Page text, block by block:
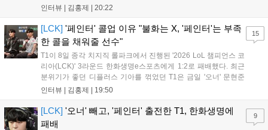
다. 먼저 승리 소감에 대해 윤성영 감독은 "오랜만에 승리해 기분이 좋고,
인터뷰 | 김홍제 20:22
[LCK] '페인터' 콜업 이유 "불화는 X, '페인터'는 부족
한 콜을 채워줄 선수"
T1이 8일 종각 치지직 롤파크에서 진행된 '2026 LoL 챔피언스 코
리아(LCK)' 3라운드 한화생명e스포츠에게 1:2로 패배했다. 최근
분위기가 좋던 디플러스 기아를 꺾었던 T1은 금일 '오너' 문현준
을 빼고 신예 '페인터' 김은후를 투입시키는 강수를 뒀으나 결국
즈' 김수환의 인터뷰 내...
인터뷰 | 김홍제 19:50
15
[LCK] '오너' 빼고, '페인터' 출전한 T1, 한화생명에
패배
9